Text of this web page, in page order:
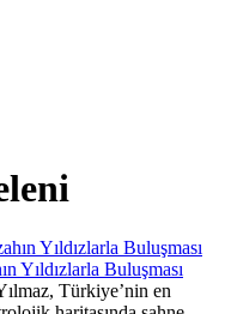
Yıldızlarla Buluşması
Türkiye’nin en